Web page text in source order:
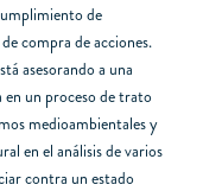
de
compra de acciones.
asesorando a una
un proceso de trato
medioambientales y
en el análisis de varios
contra un estado